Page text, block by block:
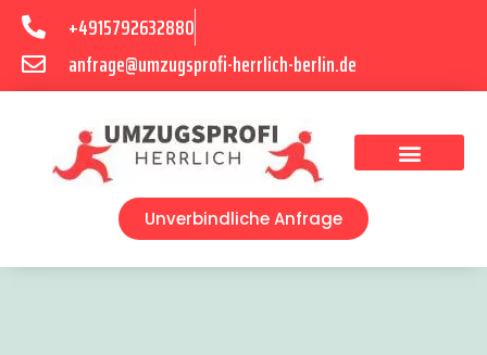
+4915792632880
anfrage@umzugsprofi-herrlich-berlin.de
Unverbindliche Anfrage